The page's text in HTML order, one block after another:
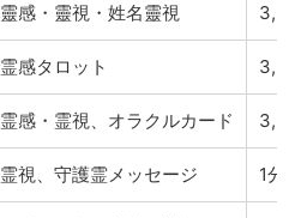
靈感・靈視・姓名靈視
霊感タロット
霊感・霊視、オラクルカード
霊視、守護霊メッセージ 1分